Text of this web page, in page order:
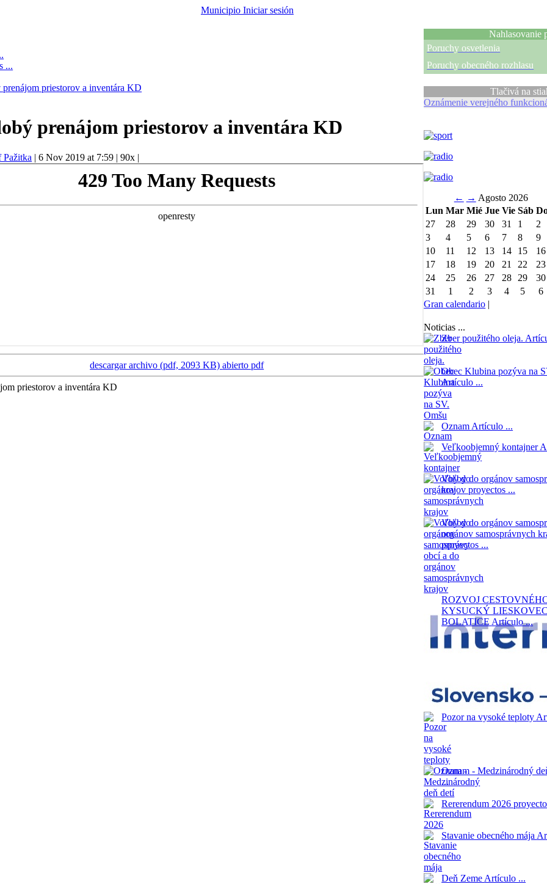
Municipio Iniciar sesión
...
priestorov a inventára KD
prenájom priestorov a inventára KD
Pažitka |6 Nov 2019 at 7:59 |90x |
descargar archivo (pdf, 2093 KB)abierto pdf
priestorov a inventára KD
Nahlasovanie
Poruchy osvetlenia
Poruchy obecného rozhlasu
Tlačivá na
Oznámenie verejného
← → Agosto 2026
Lun Mar Mié Jue Vie Sáb
27
28 29 30 31 1
2
3
4 5 6 7 8
9
10
11 12 13 14 15
16
17
18 19 20 21 22
23
24
25 26 27 28 29
30
31
1 2 3 4 5
6
Gran calendario |
Noticias ...
Zber použitého oleja.
Obec Klubina pozýva na
Artículo ...
Oznam Artículo ...
Veľkoobjemný kontajner
Voľby do orgánov
krajovproyectos ...
Voľby do orgánov
orgánov samosprávnych
proyectos ...
ROZVOJ
KYSUCKÝ
BOLATICE Artículo ...
Pozor na vysoké teploty
Oznam - Medzinárodný
...
Rererendum 2026
Stavanie obecného mája
Deň Zeme Artículo ...